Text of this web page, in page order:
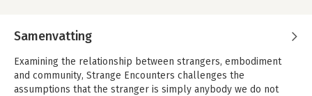
Samenvatting
Examining the relationship between strangers, embodiment
and community, Strange Encounters challenges the
assumptions that the stranger is simply anybody we do not